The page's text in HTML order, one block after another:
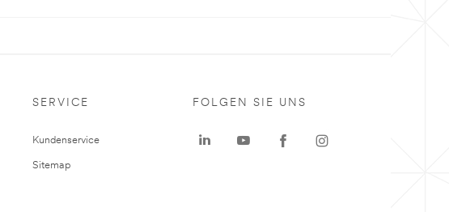
SERVICE
Kundenservice
Sitemap
FOLGEN SIE UNS